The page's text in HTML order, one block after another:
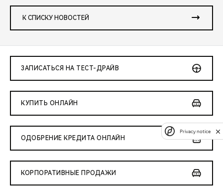
К СПИСКУ НОВОСТЕЙ
ЗАПИСАТЬСЯ НА ТЕСТ-ДРАЙВ
КУПИТЬ ОНЛАЙН
ОДОБРЕНИЕ КРЕДИТА ОНЛАЙН
КОРПОРАТИВНЫЕ ПРОДАЖИ
Privacy notice